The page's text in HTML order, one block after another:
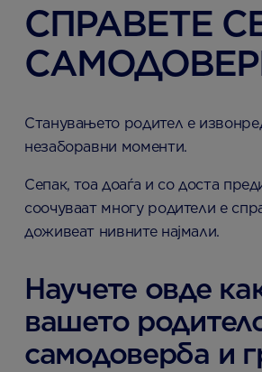
СПРАВЕТЕ
Станувањето родител е
незаборавни моменти.
Сепак, тоа доаѓа и со доста
соочуваат многу родители е
доживеат нивните најмали.
Научете овде
вашето
самодоверба и